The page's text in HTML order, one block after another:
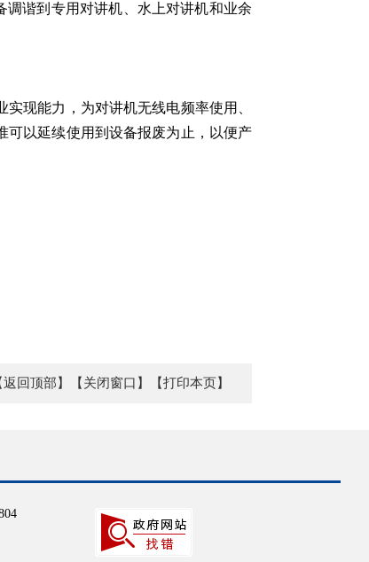
调谐到专用对讲机、水上对讲机和业余
现能力，为对讲机无线电频率使用、
可以延续使用到设备报废为止，以便产
返回顶部】 【关闭窗口】 【打印本页】